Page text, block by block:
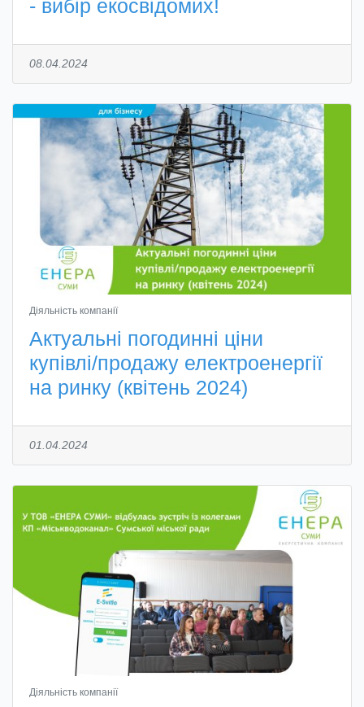
- вибір екосвідомих!
08.04.2024
Діяльність компанії
Актуальні погодинні ціни
купівлі/продажу електроенергії
на ринку (квітень 2024)
01.04.2024
Діяльність компанії